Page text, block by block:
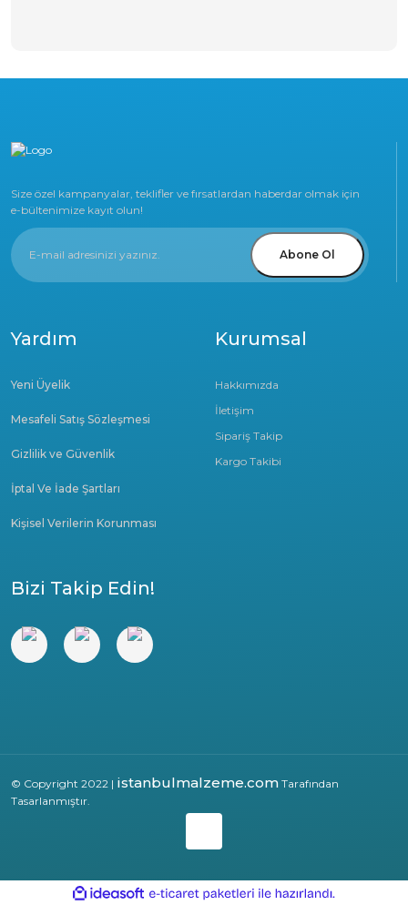
Size özel kampanyalar, teklifler ve fırsatlardan haberdar olmak için
e-bültenimize kayıt olun!
Abone Ol
Kurumsal
Hakkımızda
İletişim
Sipariş Takip
Kargo Takibi
Yardım
Yeni Üyelik
Mesafeli Satış Sözleşmesi
Gizlilik ve Güvenlik
İptal Ve İade Şartları
Kişisel Verilerin Korunması
Bizi Takip Edin!
© Copyright 2022 | istanbulmalzeme.com Tarafından
Tasarlanmıştır.
ideasoft
e-